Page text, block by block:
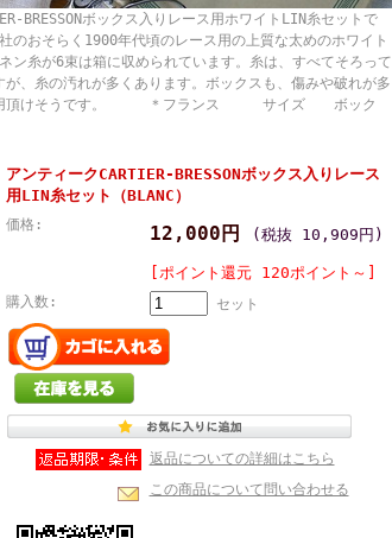
ボックス入りレース用ホワイトLIN糸セットで
のおそらく1900年代頃のレース用の上質な太めのホワイト
ン糸が6束は箱に収められています。糸は、すべてそろって
、糸の汚れが多くあります。ボックスも、傷みや破れが多
ご利用頂けそうです。 ＊フランス サイズ ボック
アンティークCARTIER-BRESSONボックス入りレース
用LIN糸セット（BLANC）
価格: 12,000円 (税抜 10,909円)
[ポイント還元 120ポイント～]
購入数: セット
返品についての詳細はこちら
この商品について問い合わせる